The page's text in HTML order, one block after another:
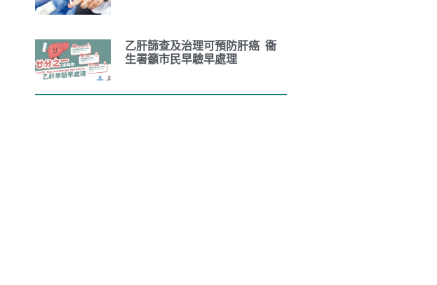
乙肝篩查及治理可預防肝癌 衞
生署籲市民早驗早處理